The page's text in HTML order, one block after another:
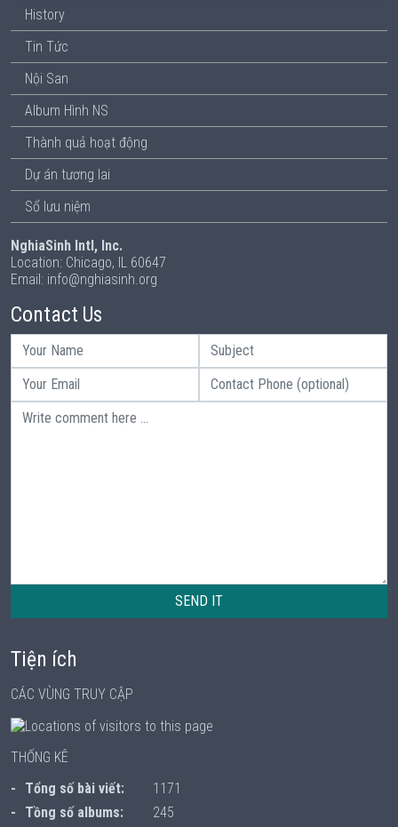
History
Tin Tức
Nội San
Album Hình NS
Thành quả hoạt động
Dự án tương lai
Sổ lưu niệm
NghiaSinh Intl, Inc.
Location: Chicago, IL 60647
Email: info@nghiasinh.org
Contact Us
SEND IT
Tiện ích
CÁC VÙNG TRUY CẬP
THỐNG KÊ
Tổng số bài viết:
1171
Tồng số albums:
245